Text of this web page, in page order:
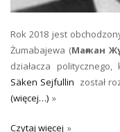
Rok 2018 jest
Żumabajewa (Мағжан
działacza
Säken Sejfullin został
(więcej…)
Czytaj więcej